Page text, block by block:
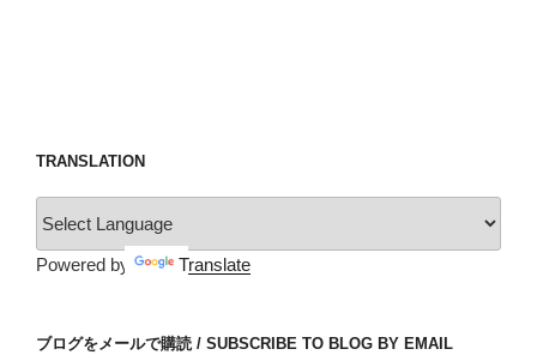
TRANSLATION
Powered by Translate
ブログをメールで購読 / SUBSCRIBE TO BLOG BY EMAIL